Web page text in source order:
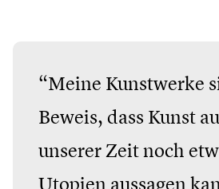
“Meine Kunstwerke
Beweis, dass Kunst
unserer Zeit noch
Utopien aussagen